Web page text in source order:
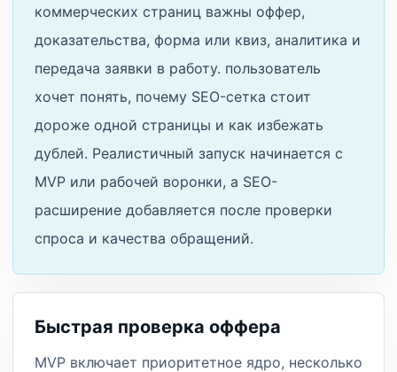
коммерческих страниц важны оффер,
доказательства, форма или квиз, аналитика и
передача заявки в работу. пользователь
хочет понять, почему SEO-сетка стоит
дороже одной страницы и как избежать
дублей. Реалистичный запуск начинается с
MVP или рабочей воронки, а SEO-
расширение добавляется после проверки
спроса и качества обращений.
Быстрая проверка оффера
MVP включает приоритетное ядро, несколько